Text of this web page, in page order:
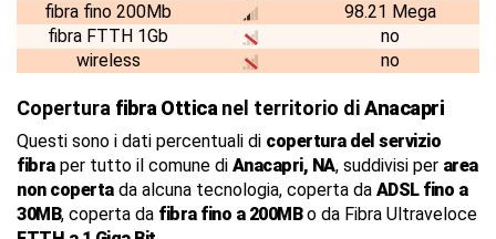
fibra fino 200Mb
98.21 Mega
fibra FTTH 1Gb
no
wireless
no
Copertura fibra Ottica nel territorio diAnacapri
Questi sono i dati percentuali di copertura del servizio
fibraper tutto il comune di Anacapri, NA, suddivisi per area
non copertada alcuna tecnologia, coperta da ADSL fino a
30MB, coperta da fibra fino a 200MBo da Fibra Ultraveloce